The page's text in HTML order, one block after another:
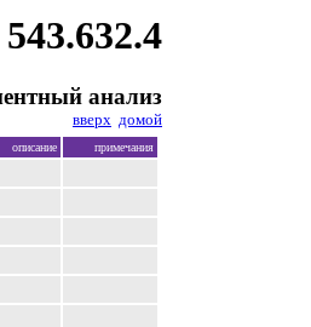
анализ
вверх домой
описание примечания